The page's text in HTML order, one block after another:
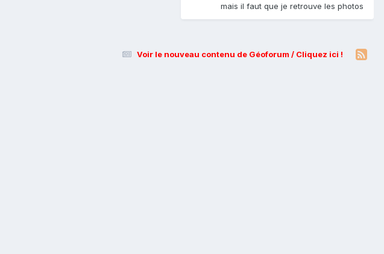
mais il faut que je retrouve les photos
Voir le nouveau contenu de Géoforum / Cliquez ici !